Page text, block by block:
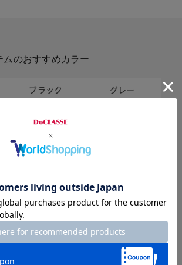
のおすすめカラー
ブラック
グレー
パープル
シルバー
ゴールド